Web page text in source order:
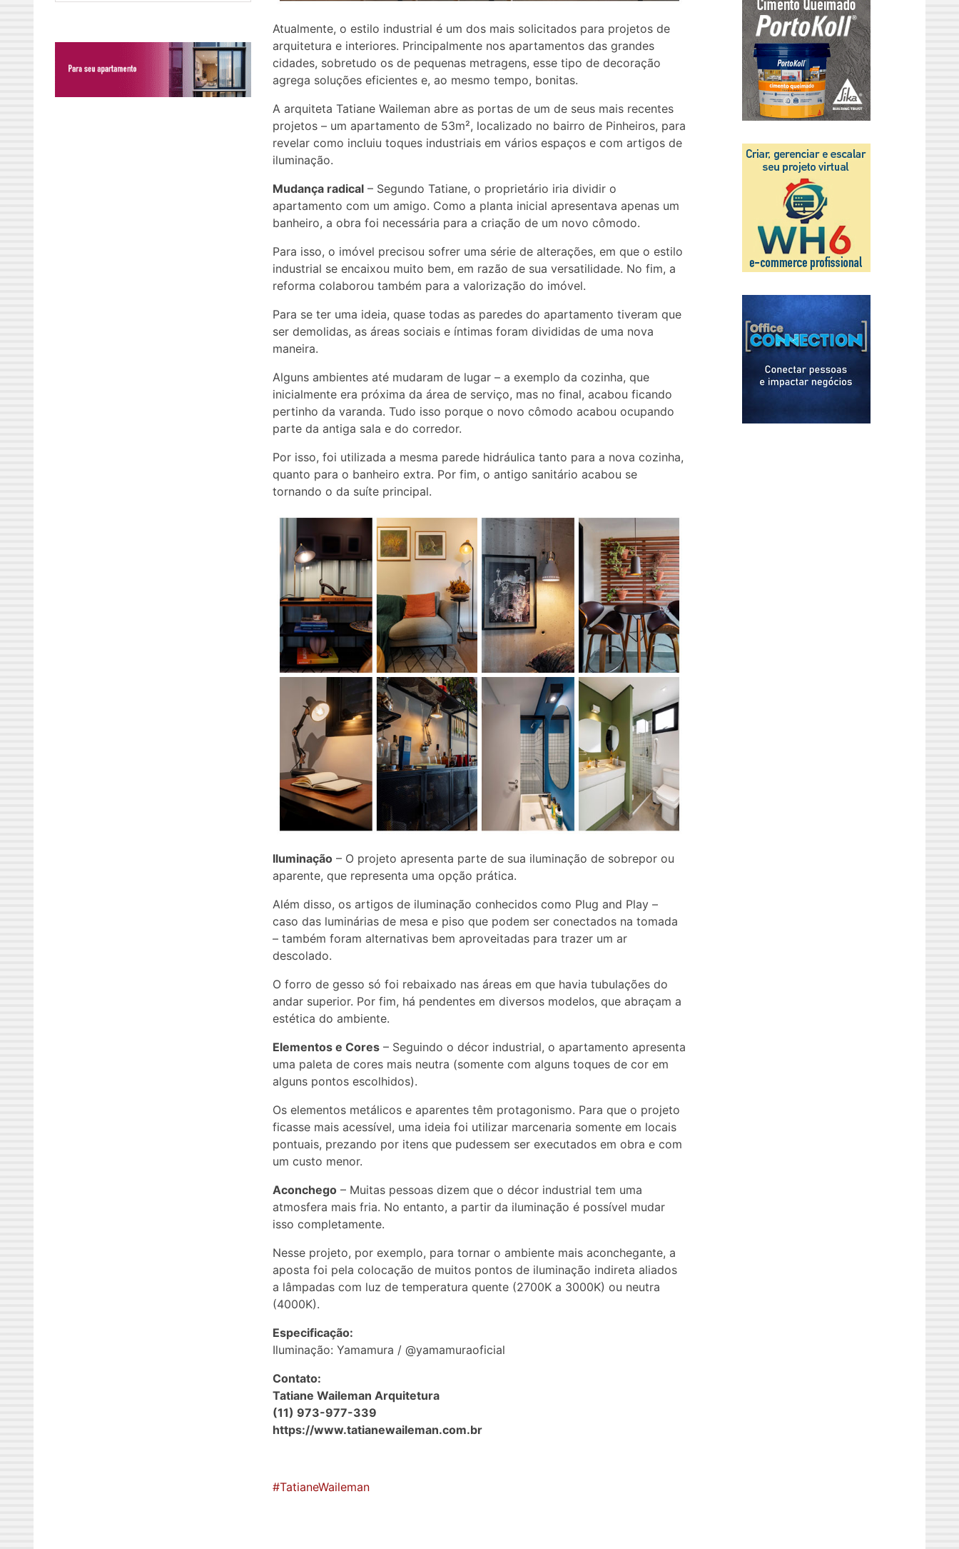
Atualmente, o estilo industrial é um dos mais solicitados para projetos de
arquitetura e interiores. Principalmente nos apartamentos das grandes
cidades, sobretudo os de pequenas metragens, esse tipo de decoração
agrega soluções eficientes e, ao mesmo tempo, bonitas.
A arquiteta Tatiane Waileman abre as portas de um de seus mais recentes
projetos – um apartamento de 53m², localizado no bairro de Pinheiros, para
revelar como incluiu toques industriais em vários espaços e com artigos de
iluminação.
Mudança radical – Segundo Tatiane, o proprietário iria dividir o
apartamento com um amigo. Como a planta inicial apresentava apenas um
banheiro, a obra foi necessária para a criação de um novo cômodo.
Para isso, o imóvel precisou sofrer uma série de alterações, em que o estilo
industrial se encaixou muito bem, em razão de sua versatilidade. No fim, a
reforma colaborou também para a valorização do imóvel.
Para se ter uma ideia, quase todas as paredes do apartamento tiveram que
ser demolidas, as áreas sociais e íntimas foram divididas de uma nova
maneira.
Alguns ambientes até mudaram de lugar – a exemplo da cozinha, que
inicialmente era próxima da área de serviço, mas no final, acabou ficando
pertinho da varanda. Tudo isso porque o novo cômodo acabou ocupando
parte da antiga sala e do corredor.
Por isso, foi utilizada a mesma parede hidráulica tanto para a nova cozinha,
quanto para o banheiro extra. Por fim, o antigo sanitário acabou se
tornando o da suíte principal.
Iluminação – O projeto apresenta parte de sua iluminação de sobrepor ou
aparente, que representa uma opção prática.
Além disso, os artigos de iluminação conhecidos como Plug and Play –
caso das luminárias de mesa e piso que podem ser conectados na tomada
– também foram alternativas bem aproveitadas para trazer um ar
descolado.
O forro de gesso só foi rebaixado nas áreas em que havia tubulações do
andar superior. Por fim, há pendentes em diversos modelos, que abraçam a
estética do ambiente.
Elementos e Cores – Seguindo o décor industrial, o apartamento apresenta
uma paleta de cores mais neutra (somente com alguns toques de cor em
alguns pontos escolhidos).
Os elementos metálicos e aparentes têm protagonismo. Para que o projeto
ficasse mais acessível, uma ideia foi utilizar marcenaria somente em locais
pontuais, prezando por itens que pudessem ser executados em obra e com
um custo menor.
Aconchego – Muitas pessoas dizem que o décor industrial tem uma
atmosfera mais fria. No entanto, a partir da iluminação é possível mudar
isso completamente.
Nesse projeto, por exemplo, para tornar o ambiente mais aconchegante, a
aposta foi pela colocação de muitos pontos de iluminação indireta aliados
a lâmpadas com luz de temperatura quente (2700K a 3000K) ou neutra
(4000K).
Especificação:
Iluminação: Yamamura / @yamamuraoficial
Contato:
Tatiane Waileman Arquitetura
(11) 973-977-339
https://www.tatianewaileman.com.br
#TatianeWaileman